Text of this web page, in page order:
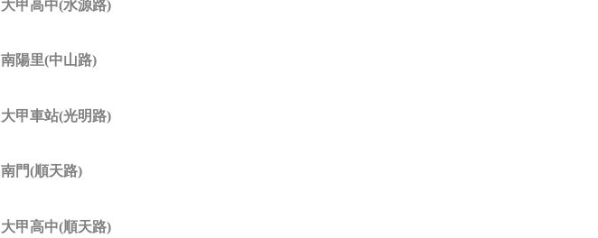
大甲高中(水源路)
南陽里(中山路)
大甲車站(光明路)
南門(順天路)
大甲高中(順天路)